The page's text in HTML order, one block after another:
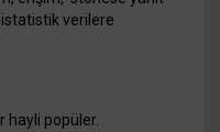
verilere
hayli popüler.